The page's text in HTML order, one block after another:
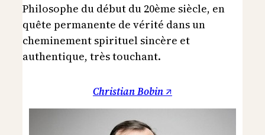
Philosophe du début du 20ème siècle, en
quête permanente de vérité dans un
cheminement spirituel sincère et
authentique, très touchant.
Christian Bobin ↗